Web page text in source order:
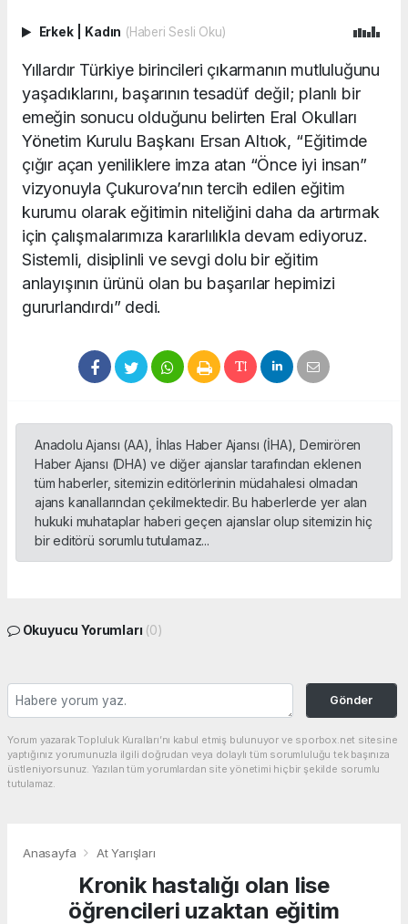
Erkek Kadın (Haberi Sesli Oku)
Yıllardır Türkiye birincileri çıkarmanın mutluluğunu
yaşadıklarını, başarının tesadüf değil; planlı bir
emeğin sonucu olduğunu belirten Eral Okulları
Yönetim Kurulu Başkanı Ersan Altıok, “Eğitimde
çığır açan yeniliklere imza atan “Önce iyi insan”
vizyonuyla Çukurova’nın tercih edilen eğitim
kurumu olarak eğitimin niteliğini daha da artırmak
için çalışmalarımıza kararlılıkla devam ediyoruz.
Sistemli, disiplinli ve sevgi dolu bir eğitim
anlayışının ürünü olan bu başarılar hepimizi
gururlandırdı” dedi.
Anadolu Ajansı (AA), İhlas Haber Ajansı (İHA), Demirören
Haber Ajansı (DHA) ve diğer ajanslar tarafından eklenen
tüm haberler, sitemizin editörlerinin müdahalesi olmadan
ajans kanallarından çekilmektedir. Bu haberlerde yer alan
hukuki muhataplar haberi geçen ajanslar olup sitemizin hiç
bir editörü sorumlu tutulamaz...
Okuyucu Yorumları (0)
Gönder
Yorum yazarak Topluluk Kuralları’nı kabul etmiş bulunuyor ve sporbox.net sitesine
yaptığınız yorumunuzla ilgili doğrudan veya dolaylı tüm sorumluluğu tek başınıza
üstleniyorsunuz. Yazılan tüm yorumlardan site yönetimi hiçbir şekilde sorumlu
tutulamaz.
Anasayfa At Yarışları
Kronik hastalığı olan lise
öğrencileri uzaktan eğitim